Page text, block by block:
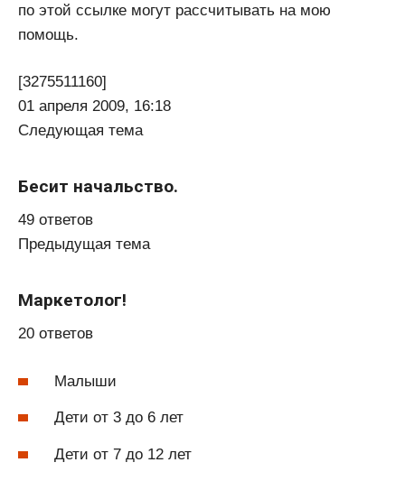
по этой ссылке могут рассчитывать на мою
помощь.
[3275511160]
01 апреля 2009, 16:18
Следующая тема
Бесит начальство.
49 ответов
Предыдущая тема
Маркетолог!
20 ответов
Малыши
Дети от 3 до 6 лет
Дети от 7 до 12 лет